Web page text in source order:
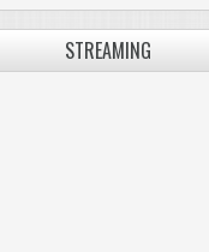
STREAMING